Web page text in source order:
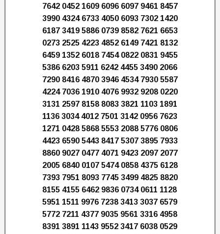
7642 0452 1609 6096 6097 9461 8457
3990 4324 6733 4050 6093 7302 1420
6187 3419 5886 0739 8582 7621 6653
0273 2525 4223 4852 6149 7421 8132
6459 1352 6018 7454 0822 0831 9455
5386 6203 5911 6242 4455 3490 2066
7290 8416 4870 3946 4534 7930 5587
4224 7036 1910 4076 9932 9208 0220
3131 2597 8158 8083 3821 1103 1891
1136 3034 4012 7501 3142 0956 7623
1271 0428 5868 5553 2088 5776 0806
4423 6590 5443 8417 5307 3895 7933
8860 9027 0477 4071 9423 2097 2077
2005 6840 0107 5474 0858 4375 6128
7393 7951 8093 7745 3499 4825 8820
8155 4155 6462 9836 0734 0611 1128
5951 1511 9976 7238 3413 3037 6579
5772 7211 4377 9035 9561 3316 4958
8391 3891 1143 9552 3417 6038 0529